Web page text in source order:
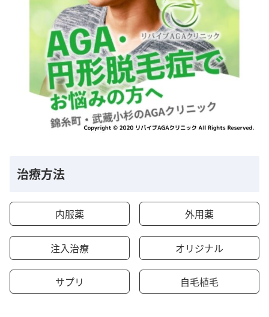
治療方法
内服薬 外用薬
注入治療 オリジナル
サプリ 自毛植毛